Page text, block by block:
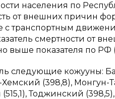
населения по
от внешних причин
с транспортным
смертности от
выше показателя по РФ
следующие кожууны:
(398,8), Монгун-
Тоджинский